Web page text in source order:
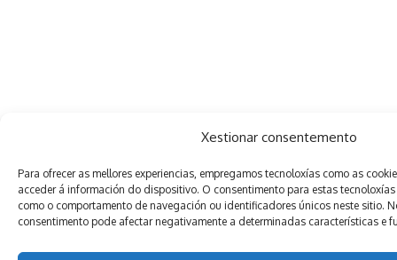
Xestionar consentemento
Para ofrecer as mellores experiencias, empregamos tecnoloxías como as
acceder á información do dispositivo. O consentimento para estas
como o comportamento de navegación ou identificadores únicos neste sitio.
consentimento pode afectar negativamente a determinadas características e